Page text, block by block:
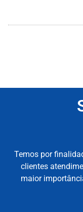
Temos por
clientes
maior